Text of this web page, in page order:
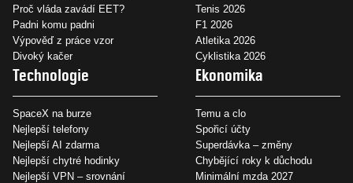
Proč vláda zavádí EET?
Padni komu padni
Výpověď z práce vzor
Divoký kačer
Tenis 2026
F1 2026
Atletika 2026
Cyklistika 2026
Technologie
SpaceX na burze
Nejlepší telefony
Nejlepší AI zdarma
Nejlepší chytré hodinky
Nejlepší VPN – srovnání
Ekonomika
Temu a clo
Spořicí účty
Superdávka – změny
Chybějící roky k důchodu
Minimální mzda 2027